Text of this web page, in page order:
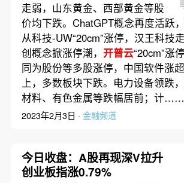
走弱，山东黄金、西部黄金等股
价均下跌。ChatGPT概念再度活跃
从科技-UW“20cm”涨停，汉王科技
创概念掀涨停潮， 开普云“20cm”涨
同为股份等多股涨停，中国软件涨
上，多数板块下跌。电力设备领跌
材料、有色金属等跌幅居前；计……
2023年2月3日 · 金融频道
今日收盘：A股再现深V拉升
创业板指涨0.79%